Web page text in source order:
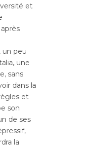
et
un peu
une
sans
dans la
et
son
de ses
la